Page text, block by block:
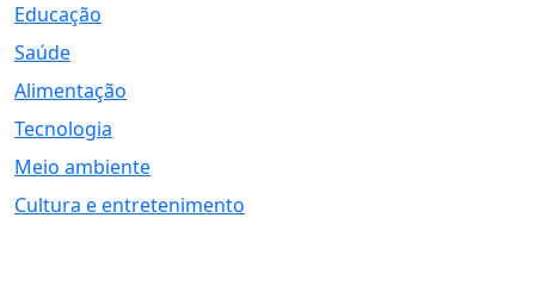
Educação
Saúde
Alimentação
Tecnologia
Meio ambiente
Cultura e entretenimento